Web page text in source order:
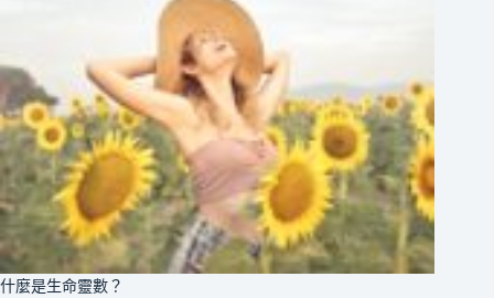
什麼是生命靈數？